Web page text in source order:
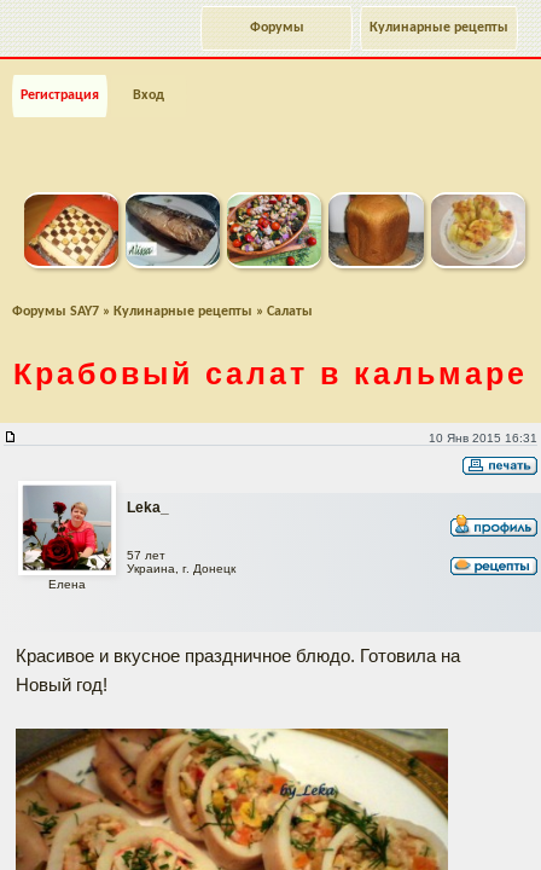
Кулинарные рецепты
Форумы
Регистрация Вход
Форумы SAY7 » Кулинарные рецепты » Салаты
Крабовый салат в кальмаре
10 Янв 2015 16:31
Leka_
Елена
57 лет
Украина, г. Донецк
Красивое и вкусное праздничное блюдо. Готовила на
Новый год!